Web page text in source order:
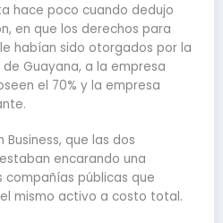
hace poco cuando dedujo
en que los derechos para
habían sido otorgados por la
Guayana, a la empresa
el 70% y la empresa
que las dos
encarando una
compañías públicas que
mismo activo a costo total.